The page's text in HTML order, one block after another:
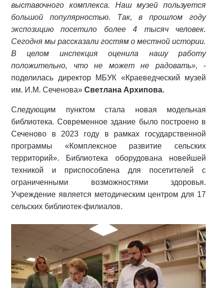
выставочного комплекса. Наш музей пользуется
большой популярностью. Так, в прошлом году
экспозицию посетило более 4 тысяч человек.
Сегодня мы рассказали гостям о местной истории.
В целом инспекция оценила нашу работу
положительно, что не может не радовать», -
поделилась директор МБУК «Краеведческий музей
им. И.М. Сеченова» Светлана Архипова.
Следующим пунктом стала новая модельная
библиотека. Современное здание было построено в
Сеченово в 2023 году в рамках государственной
программы «Комплексное развитие сельских
территорий». Библиотека оборудована новейшей
техникой и приспособлена для посетителей с
ограниченными возможностями здоровья.
Учреждение является методическим центром для 17
сельских библиотек-филиалов.